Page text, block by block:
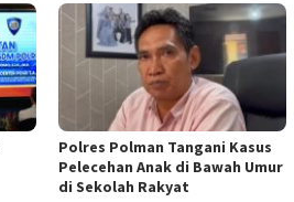
Polres Polman Tangani Kasus
Pelecehan Anak di Bawah Umur
di Sekolah Rakyat